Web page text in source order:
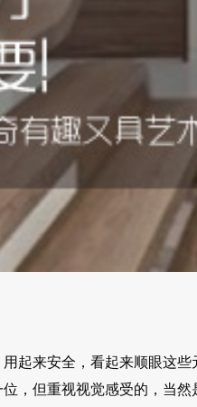
起来安全，看起来顺眼这
，但重视视觉感受的，当然